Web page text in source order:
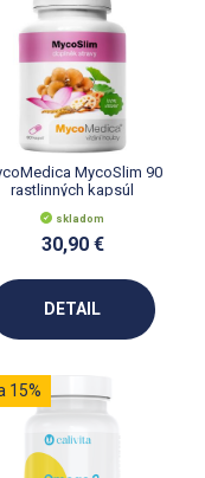
MycoSlim 90
rastlinných kapsúl
skladom
30,90 €
DETAIL
15%